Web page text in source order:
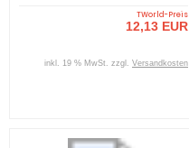
TWorld-Preis
12,13 EUR
inkl. 19 % MwSt. zzgl. Versandkosten